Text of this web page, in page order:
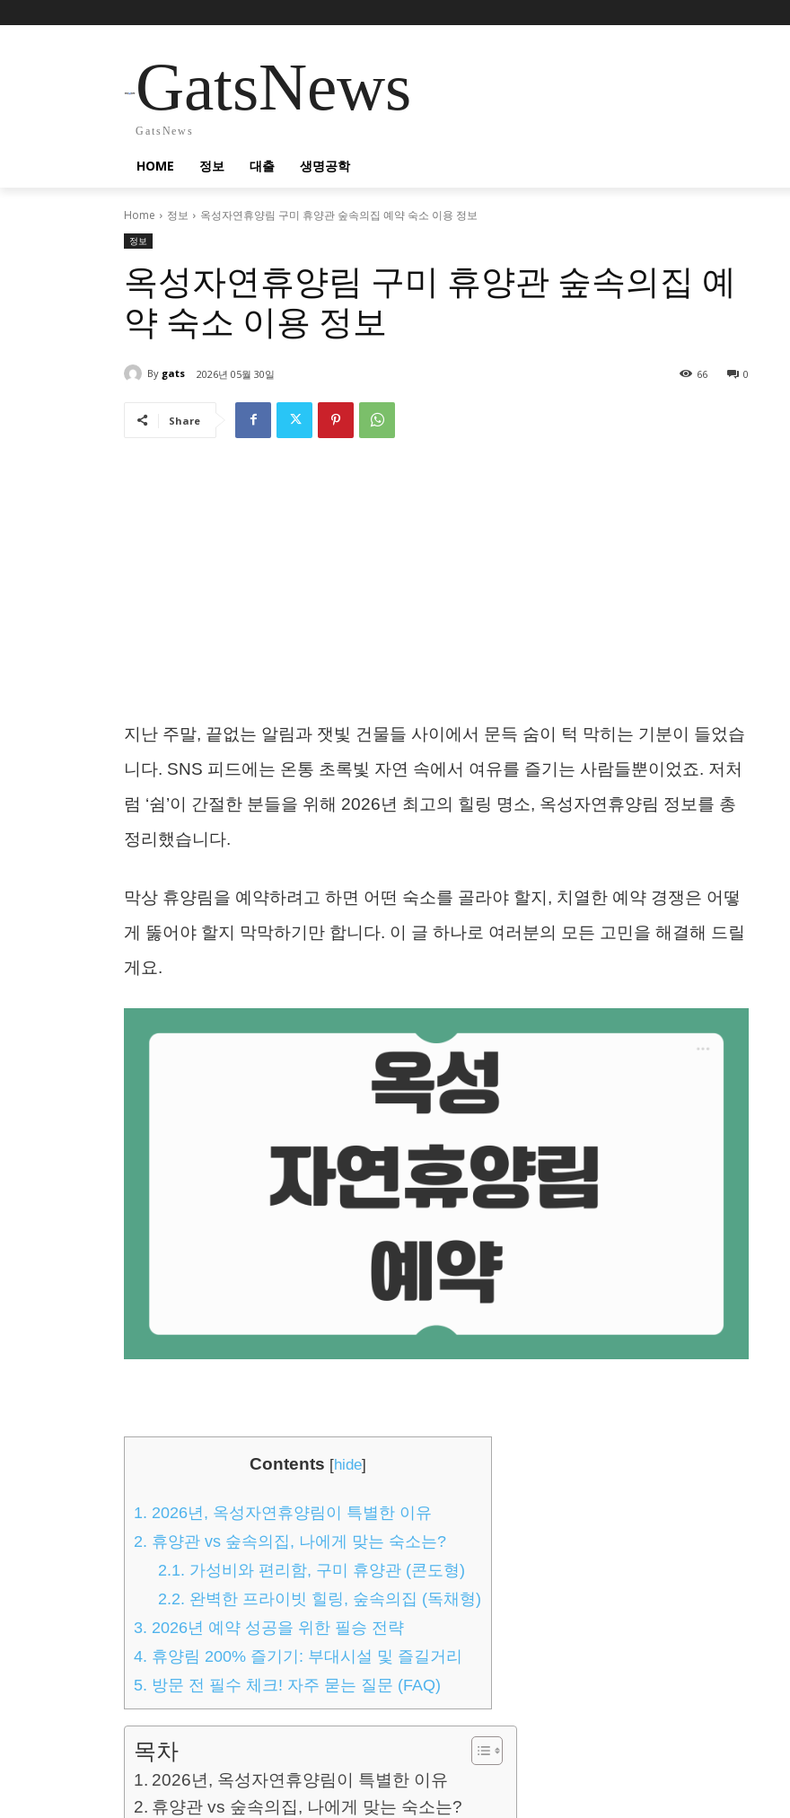
GatsNews
GatsNews
HOME 정보 대출 생명공학
Home 정보 옥성자연휴양림 구미 휴양관 숲속의집 예약 숙소 이용 정보
정보
옥성자연휴양림 구미 휴양관 숲속의집 예
약 숙소 이용 정보
By gats 2026년 05월 30일 0
66
Share
지난 주말, 끝없는 알림과 잿빛 건물들 사이에서 문득 숨이 턱 막히는 기분이 들었습
니다. SNS 피드에는 온통 초록빛 자연 속에서 여유를 즐기는 사람들뿐이었죠. 저처
럼 ‘쉼’이 간절한 분들을 위해 2026년 최고의 힐링 명소, 옥성자연휴양림 정보를 총
정리했습니다.
막상 휴양림을 예약하려고 하면 어떤 숙소를 골라야 할지, 치열한 예약 경쟁은 어떻
게 뚫어야 할지 막막하기만 합니다. 이 글 하나로 여러분의 모든 고민을 해결해 드릴
게요.
Contents [hide]
1. 2026년, 옥성자연휴양림이 특별한 이유
2. 휴양관 vs 숲속의집, 나에게 맞는 숙소는?
2.1. 가성비와 편리함, 구미 휴양관 (콘도형)
2.2. 완벽한 프라이빗 힐링, 숲속의집 (독채형)
3. 2026년 예약 성공을 위한 필승 전략
4. 휴양림 200% 즐기기: 부대시설 및 즐길거리
5. 방문 전 필수 체크! 자주 묻는 질문 (FAQ)
목차
2026년, 옥성자연휴양림이 특별한 이유
휴양관 vs 숲속의집, 나에게 맞는 숙소는?